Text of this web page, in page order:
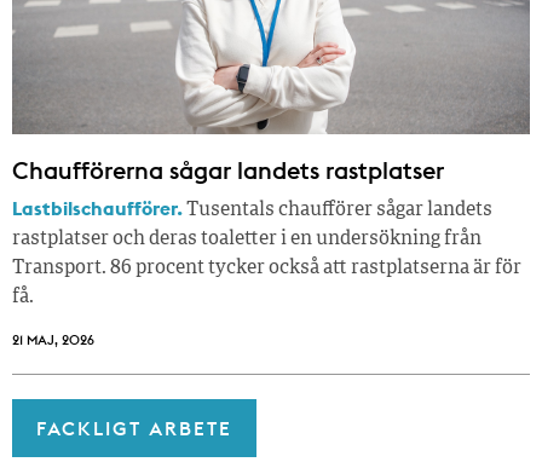
Chaufförerna sågar landets rastplatser
Lastbilschaufförer.Tusentals chaufförer sågar landets
rastplatser och deras toaletter i en undersökning från
Transport. 86 procent tycker också att rastplatserna är för
få.
21 MAJ, 2026
FACKLIGT ARBETE